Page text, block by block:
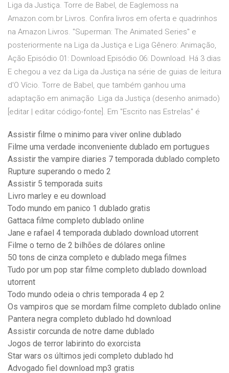
Liga da Justiça. Torre de Babel, de Eaglemoss na
Amazon.com.br Livros. Confira livros em oferta e quadrinhos
na Amazon Livros. "Superman: The Animated Series" e
posteriormente na Liga da Justiça e Liga Gênero: Animação,
Ação Episódio 01: Download Episódio 06: Download. Há 3 dias
E chegou a vez da Liga da Justiça na série de guias de leitura
d'O Vício. Torre de Babel, que também ganhou uma
adaptação em animação Liga da Justiça (desenho animado)
[editar | editar código-fonte]. Em "Escrito nas Estrelas" é
Assistir filme o minimo para viver online dublado
Filme uma verdade inconveniente dublado em portugues
Assistir the vampire diaries 7 temporada dublado completo
Rupture superando o medo 2
Assistir 5 temporada suits
Livro marley e eu download
Todo mundo em panico 1 dublado gratis
Gattaca filme completo dublado online
Jane e rafael 4 temporada dublado download utorrent
Filme o terno de 2 bilhões de dólares online
50 tons de cinza completo e dublado mega filmes
Tudo por um pop star filme completo dublado download
utorrent
Todo mundo odeia o chris temporada 4 ep 2
Os vampiros que se mordam filme completo dublado online
Pantera negra completo dublado hd download
Assistir corcunda de notre dame dublado
Jogos de terror labirinto do exorcista
Star wars os últimos jedi completo dublado hd
Advogado fiel download mp3 gratis